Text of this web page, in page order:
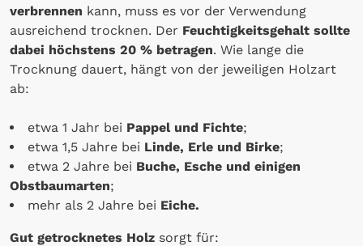
verbrennen kann, muss es vor der Verwendung
ausreichend trocknen. Der Feuchtigkeitsgehalt sollte
dabei höchstens 20 % betragen. Wie lange die
Trocknung dauert, hängt von der jeweiligen Holzart
ab:
etwa 1 Jahr bei Pappel und Fichte;
etwa 1,5 Jahre bei Linde, Erle und Birke;
etwa 2 Jahre bei Buche, Esche und einigen
Obstbaumarten;
mehr als 2 Jahre bei Eiche.
Gut getrocknetes Holz sorgt für: